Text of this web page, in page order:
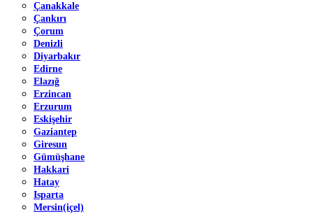
Çanakkale
Çankırı
Çorum
Denizli
Diyarbakır
Edirne
Elazığ
Erzincan
Erzurum
Eskişehir
Gaziantep
Giresun
Gümüşhane
Hakkari
Hatay
Isparta
Mersin(içel)